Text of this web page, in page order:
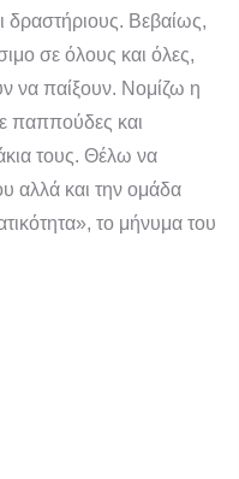
δραστήριους. Βεβαίως,
σε όλους και όλες,
να παίξουν. Νομίζω η
παππούδες και
τους. Θέλω να
αλλά και την ομάδα
το μήνυμα του